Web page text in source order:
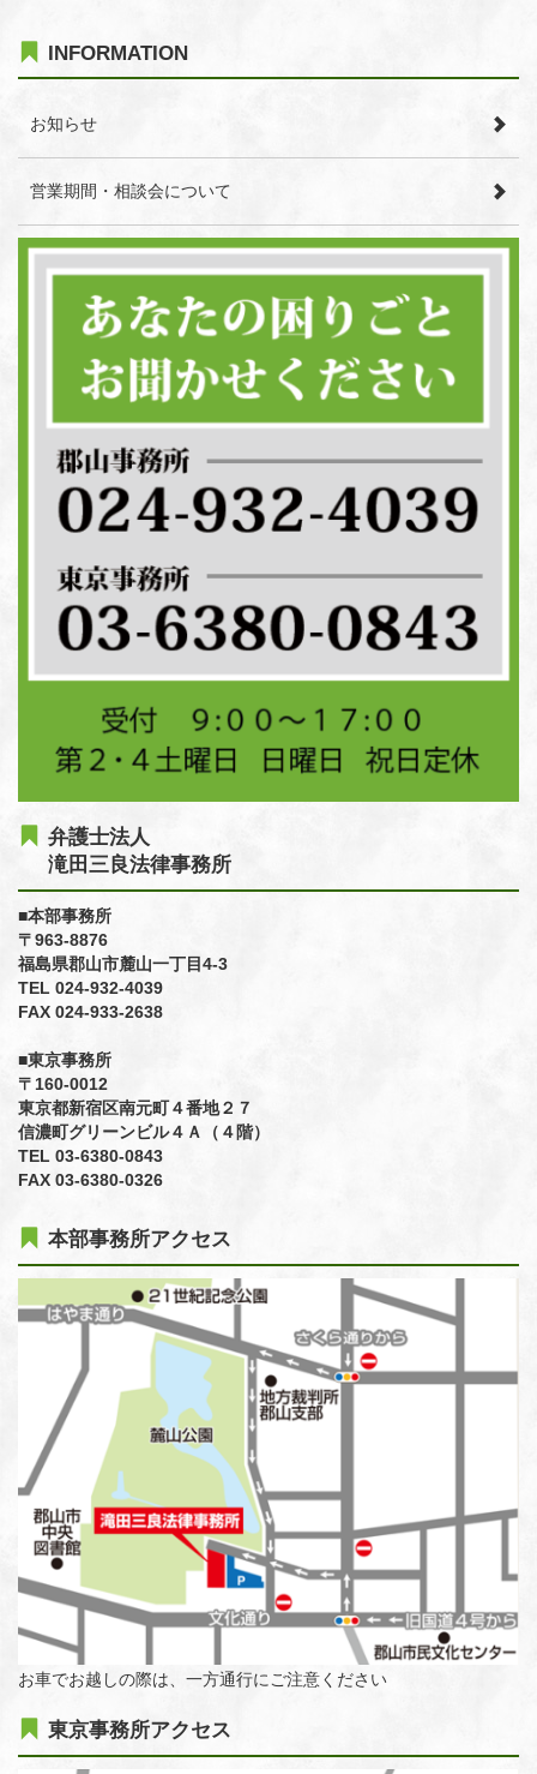
INFORMATION
お知らせ
営業期間・相談会について
弁護士法人
滝田三良法律事務所
■本部事務所
〒963-8876
福島県郡山市麓山一丁目4-3
TEL 024-932-4039
FAX 024-933-2638
■東京事務所
〒160-0012
東京都新宿区南元町４番地２７
信濃町グリーンビル４Ａ（４階）
TEL 03-6380-0843
FAX 03-6380-0326
本部事務所アクセス
お車でお越しの際は、一方通行にご注意ください
東京事務所アクセス